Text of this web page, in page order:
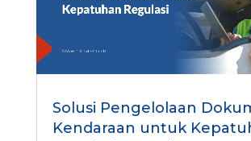
Solusi Pengelolaan
Kendaraan untuk